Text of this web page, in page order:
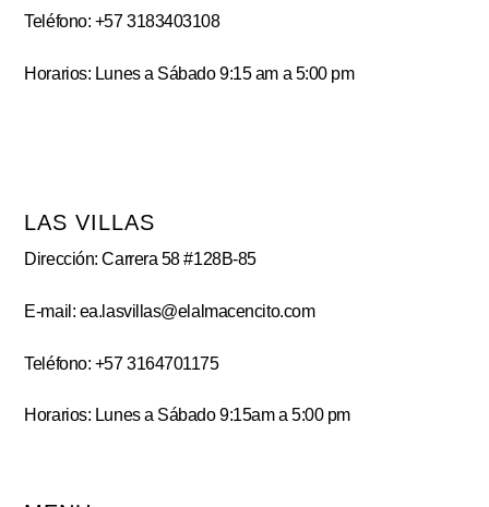
Teléfono: +57 3183403108
Horarios: Lunes a Sábado 9:15 am a 5:00 pm
LAS VILLAS
Dirección: Carrera 58 #128B-85
E-mail: ea.lasvillas@elalmacencito.com
Teléfono: +57 3164701175
Horarios: Lunes a Sábado 9:15am a 5:00 pm